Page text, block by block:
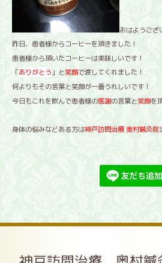
おはようござ
昨日、患者様からコーヒーを頂きました！
患者様から頂いたコーヒーは美味しいです！
「ありがとう」と笑顔で渡してくれました！
何よりもその言葉と笑顔が一番うれしいです！
今日もこれを飲んで患者様の感謝の言葉と笑顔を
身体の悩みなどある方は神戸訪問治療奥村鍼灸院